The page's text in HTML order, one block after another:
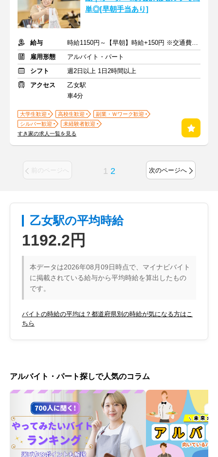
単◎[早朝手当あり]
給与
時給1150円～【早朝】時給+150円 ※交通費支給
雇用形態
アルバイト・パート
シフト
週2日以上 1日2時間以上
アクセス
乙女駅
車4分
大学生歓迎 高校生歓迎
副業・Ｗワーク歓迎
シルバー歓迎
未経験者歓迎
すき家の求人一覧を見る
前のページへ 1 2 次のページへ
乙女駅の平均時給
1192.2円
本データは2026年08月09日時点で、マイナビバイト
に掲載されている給与から平均時給を算出したもの
です。
バイトの時給の平均は？都道府県別の時給が気になる方はこ
ちら
アルバイト・パート探しで人気のコラム